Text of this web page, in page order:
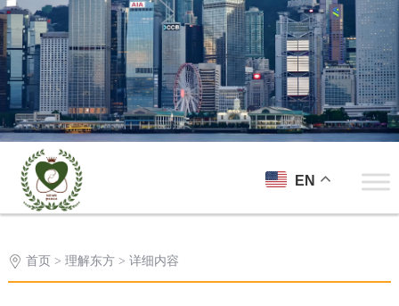
EN
首页 > 理解东方> 详细内容